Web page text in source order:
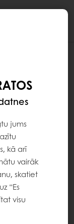
jums
kā arī
vairāk
skatiet
“Es
visu